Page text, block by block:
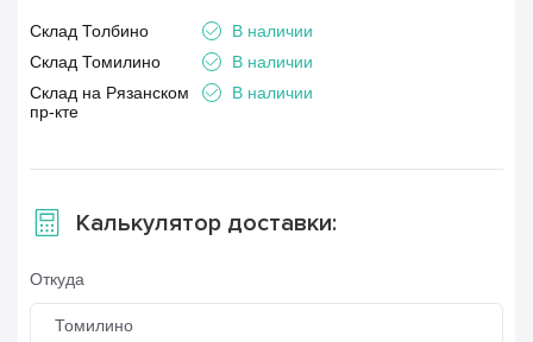
Склад Толбино
В наличии
Склад Томилино
В наличии
Склад на Рязанском
пр-кте
В наличии
Калькулятор доставки:
Откуда
Томилино